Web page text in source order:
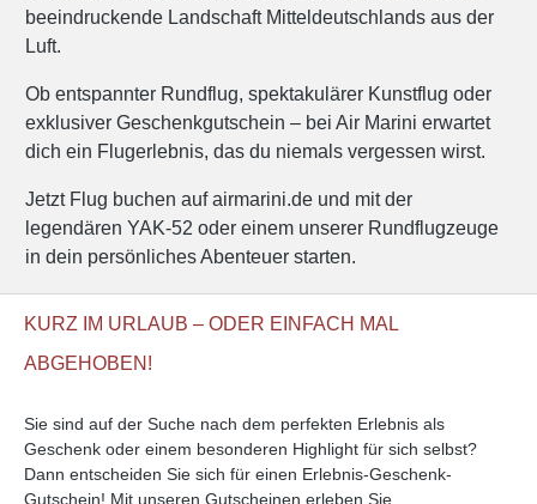
beeindruckende Landschaft Mitteldeutschlands aus der
Luft.
Ob entspannter Rundflug, spektakulärer Kunstflug oder
exklusiver Geschenkgutschein – bei Air Marini erwartet
dich ein Flugerlebnis, das du niemals vergessen wirst.
Jetzt Flug buchen auf airmarini.de und mit der
legendären YAK-52 oder einem unserer Rundflugzeuge
in dein persönliches Abenteuer starten.
KURZ IM URLAUB – ODER EINFACH MAL
ABGEHOBEN!
Sie sind auf der Suche nach dem perfekten Erlebnis als
Geschenk oder einem besonderen Highlight für sich selbst?
Dann entscheiden Sie sich für einen Erlebnis-Geschenk-
Gutschein! Mit unseren Gutscheinen erleben Sie